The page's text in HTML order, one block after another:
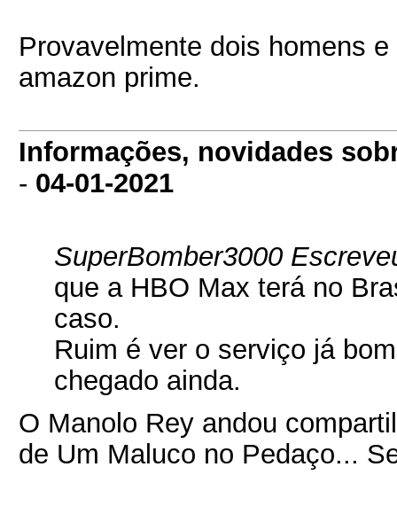
Provavelmente dois homens
amazon prime.
Informações, novidades
- 04-01-2021
SuperBomber3000
que a HBO Max terá no
caso.
Ruim é ver o serviço já
chegado ainda.
O Manolo Rey andou
de Um Maluco no Pedaço...